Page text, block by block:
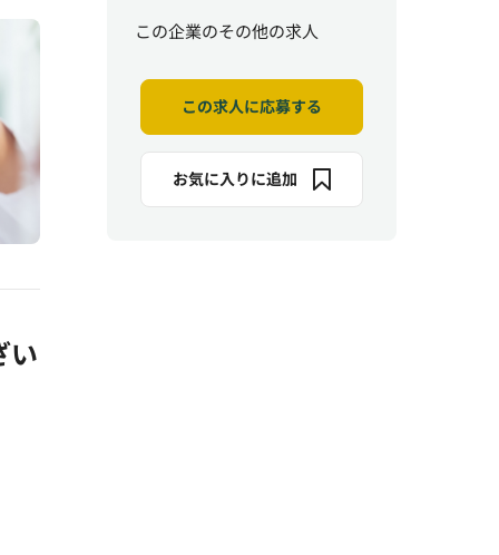
い
この企業のその他の求人
この求人に応募する
お気に入りに追加